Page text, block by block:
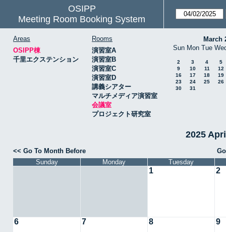
OSIPP
Meeting Room Booking System
Areas
OSIPP棟
千里エクステンション
Rooms
演習室A
演習室B
演習室C
演習室D
講義シアター
マルチメディア演習室
会議室
プロジェクト研究室
March
Sun Mon Tue
2 3 4
5
9
10 11
12
16
17 18
19
23
24 25
26
30
31
2025
<< Go To Month Before
Sunday
Monday Tuesday
1 2
6 7 8 9